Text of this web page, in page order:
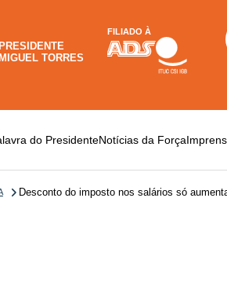
PRESIDENTE
MIGUEL TORRES
FILIADO À
do PresidenteNotícias da Força
Desconto do imposto nos salários só